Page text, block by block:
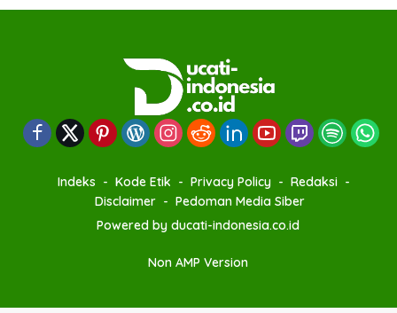
Indeks Kode Etik Privacy Policy
Redaksi
Disclaimer
Pedoman Media Siber
Powered by ducati-indonesia.co.id
Non AMP Version